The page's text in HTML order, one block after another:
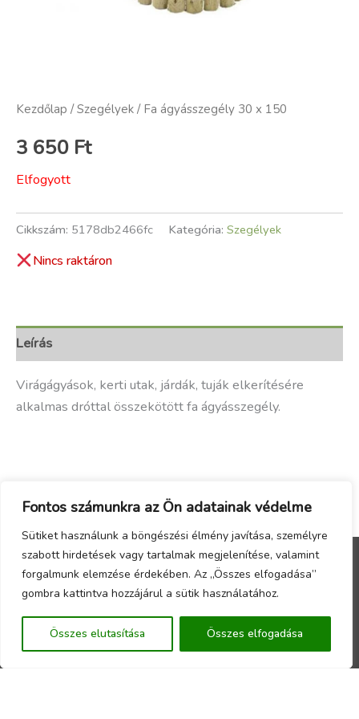
Fontos számunkra az Ön adatainak védelme
Sütiket használunk a böngészési élmény javítása, személyre
szabott hirdetések vagy tartalmak megjelenítése, valamint
forgalmunk elemzése érdekében. Az „Összes elfogadása”
gombra kattintva hozzájárul a sütik használatához.
Összes elutasítása Összes elfogadása
Kezdőlap /Szegélyek / Fa ágyásszegély 30 x 150
3 650 Ft
Elfogyott
Cikkszám: 5178db2466fc Kategória: Szegélyek
Nincs raktáron
Leírás
Virágágyások, kerti utak, járdák, tuják elkerítésére
alkalmas dróttal összekötött fa ágyásszegély.
Menu
Copyright © 2026 - Örökzöld Faiskola Webáruház -
Készítette a
CsabaInformatika.NET